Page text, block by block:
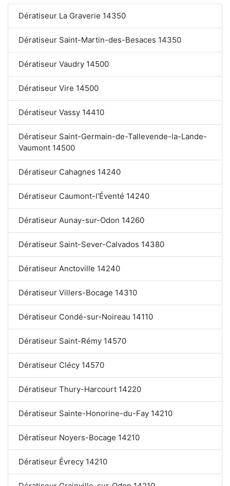
Dératiseur La Graverie 14350
Dératiseur Saint-Martin-des-Besaces 14350
Dératiseur Vaudry 14500
Dératiseur Vire 14500
Dératiseur Vassy 14410
Dératiseur Saint-Germain-de-Tallevende-la-Lande-
Vaumont 14500
Dératiseur Cahagnes 14240
Dératiseur Caumont-l'Éventé 14240
Dératiseur Aunay-sur-Odon 14260
Dératiseur Saint-Sever-Calvados 14380
Dératiseur Anctoville 14240
Dératiseur Villers-Bocage 14310
Dératiseur Condé-sur-Noireau 14110
Dératiseur Saint-Rémy 14570
Dératiseur Clécy 14570
Dératiseur Thury-Harcourt 14220
Dératiseur Sainte-Honorine-du-Fay 14210
Dératiseur Noyers-Bocage 14210
Dératiseur Évrecy 14210